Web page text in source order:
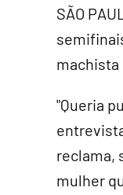
SÃO
machista
"Queria
reclama,
mulher